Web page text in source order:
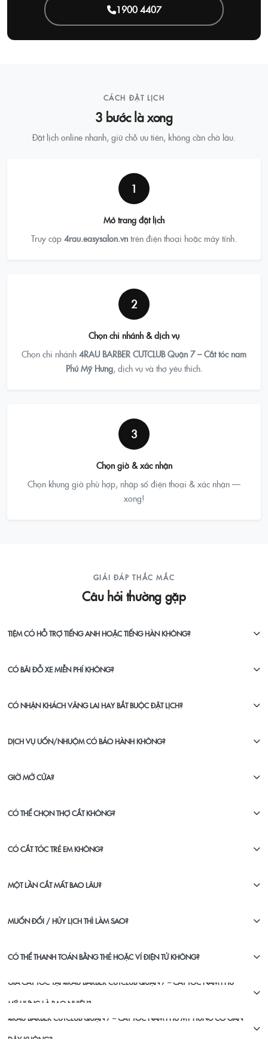
1900 4407
CÁCH ĐẶT LỊCH
3 bước là xong
Đặt lịch online nhanh, giữ chỗ ưu tiên, không cần chờ lâu.
1
Mở trang đặt lịch
Truy cập 4rau.easysalon.vn trên điện thoại hoặc máy tính.
2
Chọn chi nhánh & dịch vụ
Chọn chi nhánh 4RAU BARBER CUTCLUB Quận 7 – Cắt tóc nam
Phú Mỹ Hưng, dịch vụ và thợ yêu thích.
3
Chọn giờ & xác nhận
Chọn khung giờ phù hợp, nhập số điện thoại & xác nhận —
xong!
GIẢI ĐÁP THẮC MẮC
Câu hỏi thường gặp
TIỆM CÓ HỖ TRỢ TIẾNG ANH HOẶC TIẾNG HÀN KHÔNG?
CÓ BÃI ĐỖ XE MIỄN PHÍ KHÔNG?
CÓ NHẬN KHÁCH VÃNG LAI HAY BẮT BUỘC ĐẶT LỊCH?
DỊCH VỤ UỐN/NHUỘM CÓ BẢO HÀNH KHÔNG?
GIỜ MỞ CỬA?
CÓ THỂ CHỌN THỢ CẮT KHÔNG?
CÓ CẮT TÓC TRẺ EM KHÔNG?
MỘT LẦN CẮT MẤT BAO LÂU?
MUỐN ĐỔI / HỦY LỊCH THÌ LÀM SAO?
CÓ THỂ THANH TOÁN BẰNG THẺ HOẶC VÍ ĐIỆN TỬ KHÔNG?
GIÁ CẮT TÓC TẠI 4RAU BARBER CUTCLUB QUẬN 7 – CẮT TÓC NAM PHÚ
MỸ HƯNG LÀ BAO NHIÊU?
4RAU BARBER CUTCLUB QUẬN 7 – CẮT TÓC NAM PHÚ MỸ HƯNG CÓ GẦN
ĐÂY KHÔNG?